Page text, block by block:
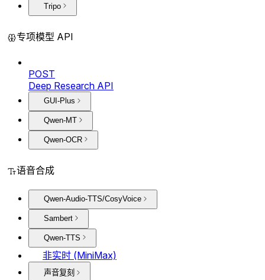
Tripo
专项模型 API
POST
Deep Research API
GUI-Plus
Qwen-MT
Qwen-OCR
语音合成
Qwen-Audio-TTS/CosyVoice
Sambert
Qwen-TTS
非实时 (MiniMax)
声音复刻